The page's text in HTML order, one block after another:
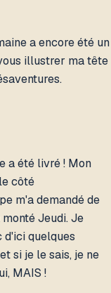
a encore été un
illustrer ma tête
a été livré ! Mon
côté
m'a demandé de
Jeudi. Je
d'ici quelques
si je le sais, je ne
MAIS !